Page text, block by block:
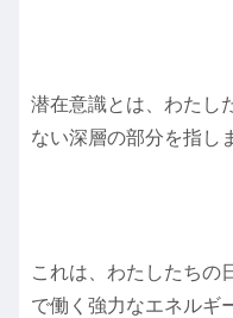
潜在意識とは、わたし
ない深層の部分を指し
これは、わたしたちの
で働く強力なエネルギ